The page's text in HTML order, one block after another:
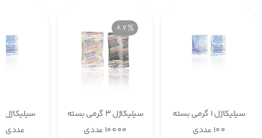
سیلیکاژل 1 گرمی بسته
100 عددی
8.7
سیلیکاژل 3 گرمی بسته
10000 عددی
عددی